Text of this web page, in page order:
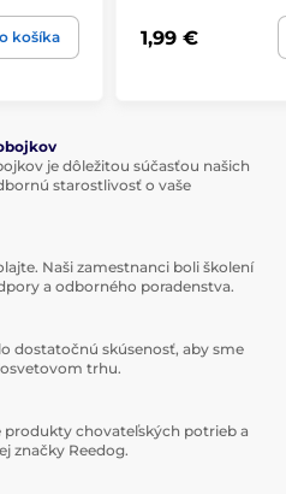
košíka 1,99 €
je dôležitou súčasťou našich
starostlivosť o vaše
Naši zamestnanci boli školení
a odborného poradenstva.
dostatočnú skúsenosť, aby sme
trhu.
produkty chovateľských potrieb a
značky Reedog.